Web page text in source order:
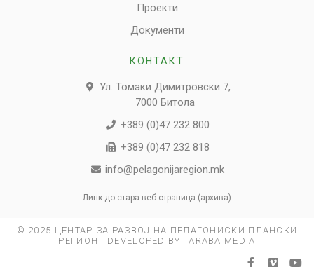
Проекти
Документи
КОНТАКТ
Ул. Томаки Димитровски 7,
7000 Битола
+389 (0)47 232 800
+389 (0)47 232 818
info@pelagonijaregion.mk
Линк до стара веб страница (архива)
© 2025 ЦЕНТАР ЗА РАЗВОЈ НА ПЕЛАГОНИСКИ ПЛАНСКИ
РЕГИОН | DEVELOPED BY TARABA MEDIA